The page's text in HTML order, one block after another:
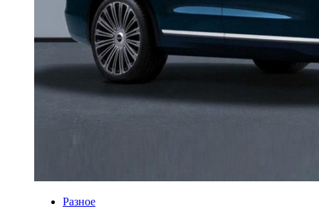
Разное